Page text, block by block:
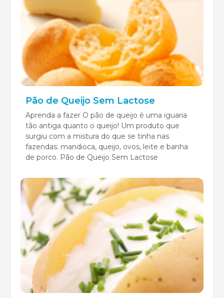
Pão de Queijo Sem Lactose
Aprenda a fazer O pão de queijo é uma iguaria
tão antiga quanto o queijo! Um produto que
surgiu com a mistura do que se tinha nas
fazendas: mandioca, queijo, ovos, leite e banha
de porco. Pão de Queijo Sem Lactose